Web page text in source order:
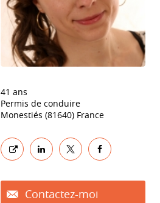
41 ans
Permis de conduire
Monestiés (81640) France
Contactez-moi